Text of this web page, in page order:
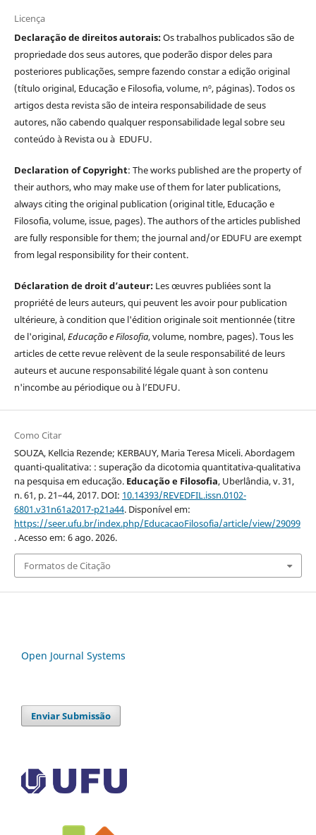
Licença
Declaração de direitos autorais:Os trabalhos publicados são de
propriedade dos seus autores, que poderão dispor deles para
posteriores publicações, sempre fazendo constar a edição original
(título original, Educação e Filosofia, volume, nº, páginas). Todos os
artigos desta revista são de inteira responsabilidade de seus
autores, não cabendo qualquer responsabilidade legal sobre seu
conteúdo à Revista ou à EDUFU.
Declaration of Copyright: The works published are the property of
their authors, who may make use of them for later publications,
always citing the original publication (original title, Educação e
Filosofia, volume, issue, pages). The authors of the articles published
are fully responsible for them; the journal and/or EDUFU are exempt
from legal responsibility for their content.
Déclaration de droit d’auteur: Les œuvres publiées sont la
propriété de leurs auteurs, qui peuvent les avoir pour publication
ultérieure, à condition que l'édition originale soit mentionnée (titre
de l'original,Educação e Filosofia, volume, nombre, pages). Tous les
articles de cette revue relèvent de la seule responsabilité de leurs
auteurs et aucune responsabilité légale quant à son contenu
n'incombe au périodique ou à l’EDUFU.
Como Citar
SOUZA, Kellcia Rezende; KERBAUY, Maria Teresa Miceli. Abordagem
quanti-qualitativa: : superação da dicotomia quantitativa-qualitativa
na pesquisa em educação. Educação e Filosofia, Uberlândia, v. 31,
n. 61, p. 21–44, 2017. DOI: 10.14393/REVEDFIL.issn.0102-
6801.v31n61a2017-p21a44. Disponível em:
https://seer.ufu.br/index.php/EducacaoFilosofia/article/view/29099
. Acesso em: 6 ago. 2026.
Formatos de Citação
Open Journal Systems
Enviar Submissão